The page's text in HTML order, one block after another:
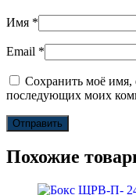
Имя *
Email *
Сохранить моё имя,
последующих моих
Похожие